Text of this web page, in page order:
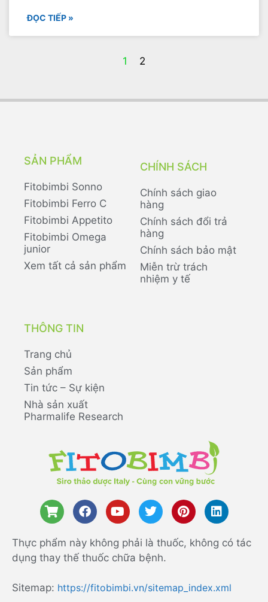
ĐỌC TIẾP »
1 2
SẢN PHẨM
Fitobimbi Sonno
Fitobimbi Ferro C
Fitobimbi Appetito
Fitobimbi Omega
junior
Xem tất cả sản phẩm
CHÍNH SÁCH
Chính sách giao
hàng
Chính sách đổi trả
hàng
Chính sách bảo mật
Miễn trừ trách
nhiệm y tế
THÔNG TIN
Trang chủ
Sản phẩm
Tin tức – Sự kiện
Nhà sản xuất
Pharmalife Research
Thực phẩm này không phải là thuốc, không có tác
dụng thay thế thuốc chữa bệnh.
Sitemap: https://fitobimbi.vn/sitemap_index.xml